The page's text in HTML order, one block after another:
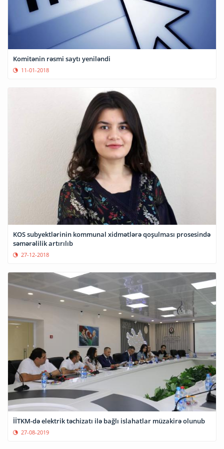
Komitənin rəsmi saytı yeniləndi
11-01-2018
KOS subyektlərinin kommunal xidmətlərə qoşulması prosesində
səmərəlilik artırılıb
27-12-2018
İİTKM-də elektrik təchizatı ilə bağlı islahatlar müzakirə olunub
27-08-2019